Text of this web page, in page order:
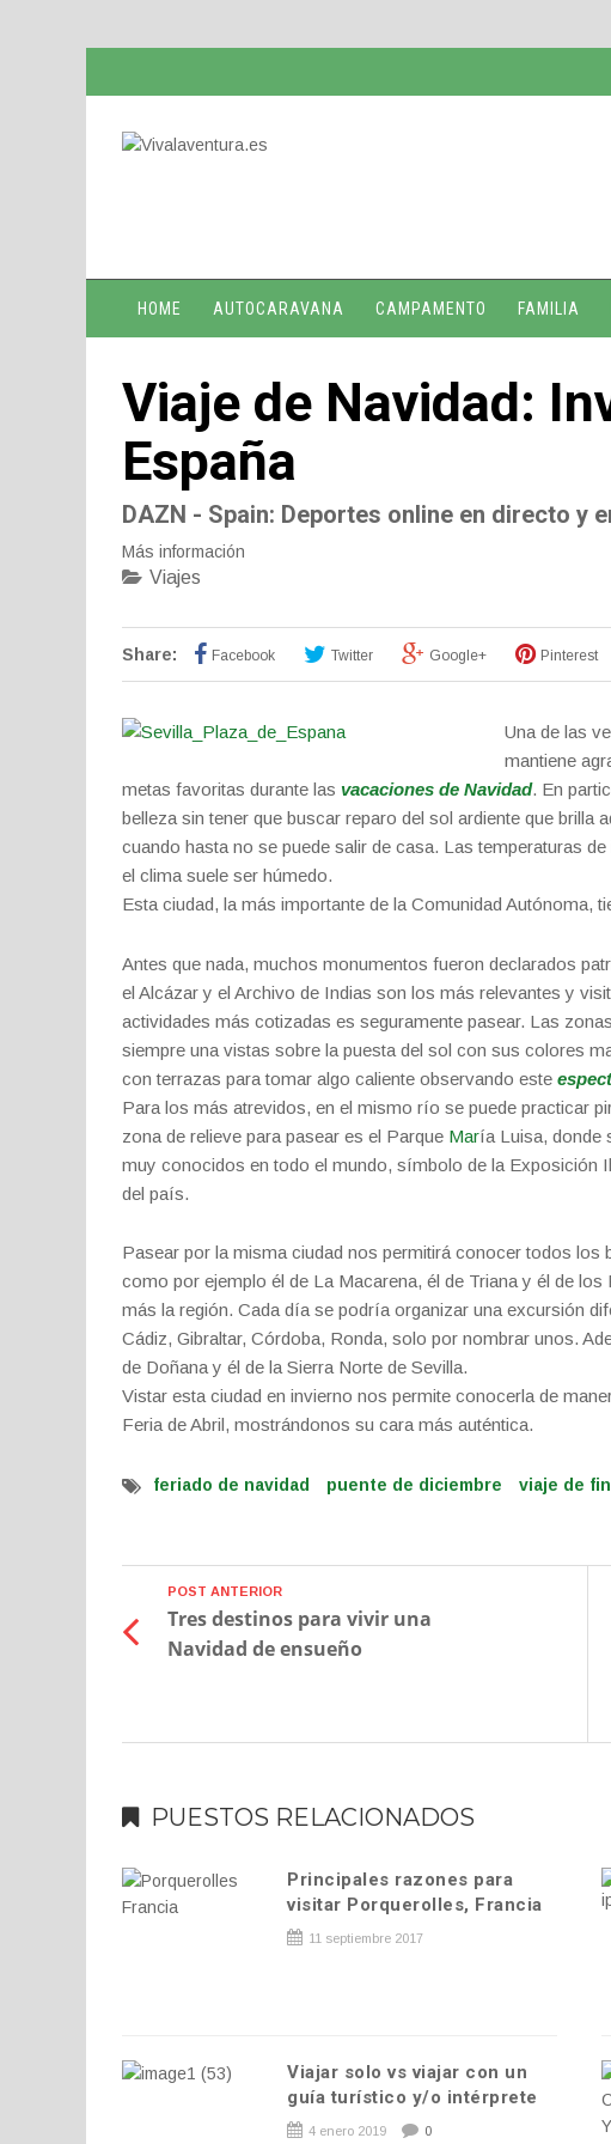
HOME AUTOCARAVANA CAMPAMENTO FAMILIA
Viaje de Navidad:
España
DAZN - Spain: Deportes online en directo y
Más información
Viajes
Share: Facebook Twitter Google+ Pinterest
Una de las
mantiene
metas favoritas durante las vacaciones de Navidad. En
belleza sin tener que buscar reparo del sol ardiente que brilla
cuando hasta no se puede salir de casa. Las temperaturas
el clima suele ser húmedo.
Esta ciudad, la más importante de la Comunidad Autónoma,
Antes que nada, muchos monumentos fueron declarados
el Alcázar y el Archivo de Indias son los más relevantes y
actividades más cotizadas es seguramente pasear. Las
siempre una vistas sobre la puesta del sol con sus colores
con terrazas para tomar algo caliente observando este
Para los más atrevidos, en el mismo río se puede practicar
zona de relieve para pasear es el Parque María Luisa, donde
muy conocidos en todo el mundo, símbolo de la Exposición
del país.
Pasear por la misma ciudad nos permitirá conocer todos
como por ejemplo él de La Macarena, él de Triana y él de
más la región. Cada día se podría organizar una excursión
Cádiz, Gibraltar, Córdoba, Ronda, solo por nombrar unos.
de Doñana y él de la Sierra Norte de Sevilla.
Vistar esta ciudad en invierno nos permite conocerla de
Feria de Abril, mostrándonos su cara más auténtica.
feriado de navidad puente de diciembre viaje de
POST ANTERIOR
Tres destinos para vivir una
Navidad de ensueño
PUESTOS RELACIONADOS
Principales razones para
visitar Porquerolles, Francia
11 septiembre 2017
Viajar solo vs viajar con un
guía turístico y/o intérprete
4 enero 2019 0